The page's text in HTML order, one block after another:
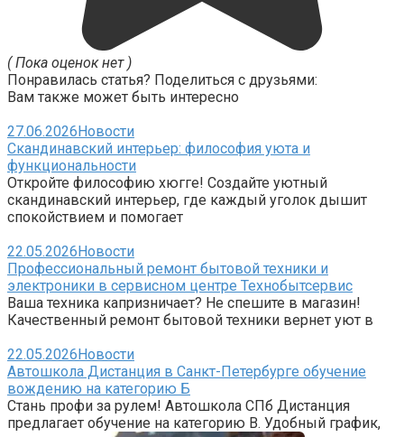
( Пока оценок нет )
Понравилась статья? Поделиться с друзьями:
Вам также может быть интересно
27.06.2026 Новости
Скандинавский интерьер: философия уюта и
функциональности
Откройте философию хюгге! Создайте уютный
скандинавский интерьер, где каждый уголок дышит
спокойствием и помогает
22.05.2026 Новости
Профессиональный ремонт бытовой техники и
электроники в сервисном центре Технобытсервис
Ваша техника капризничает? Не спешите в магазин!
Качественный ремонт бытовой техники вернет уют в
22.05.2026 Новости
Автошкола Дистанция в Санкт-Петербурге обучение
вождению на категорию Б
Стань профи за рулем! Автошкола СПб Дистанция
предлагает обучение на категорию B. Удобный график,